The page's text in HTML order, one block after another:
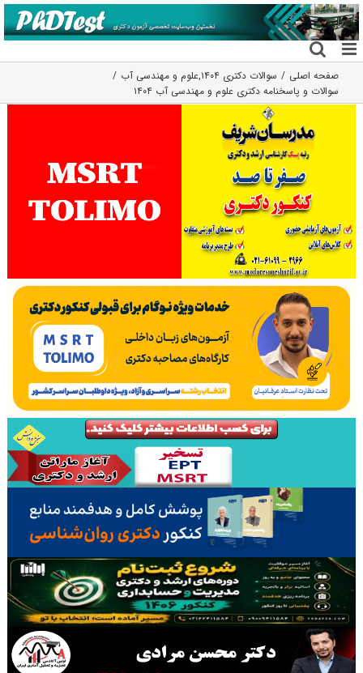
رفتن
به
محتوا
صفحه اصلی سوالات دکتری ۱۴۰۴ ,علوم و مهندسی آب
سوالات و پاسخنامه دکتری علوم و مهندسی آب ۱۴۰۴